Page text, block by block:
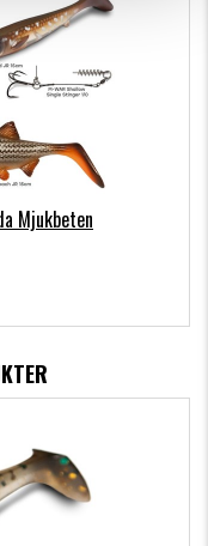
Mjukbeten